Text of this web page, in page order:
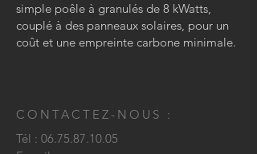
simple poêle à granulés de 8 kWatts,
couplé à des panneaux solaires, pour un
coût et une empreinte carbone minimale.
CONTACTEZ-NOUS :
Tél : 06.75.87.10.05